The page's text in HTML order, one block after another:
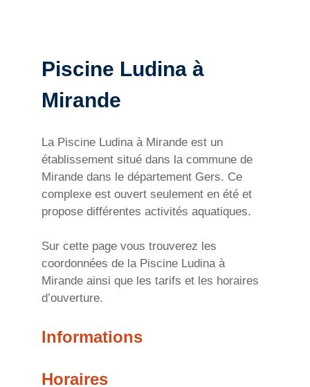
Piscine Ludina à
Mirande
La Piscine Ludina à Mirande est un
établissement situé dans la commune de
Mirande dans le département Gers. Ce
complexe est ouvert seulement en été et
propose différentes activités aquatiques.
Sur cette page vous trouverez les
coordonnées de la Piscine Ludina à
Mirande ainsi que les tarifs et les horaires
d’ouverture.
Informations
Horaires